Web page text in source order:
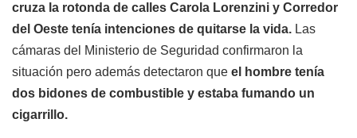
cruza la rotonda de calles Carola Lorenzini y Corredor
del Oeste tenía intenciones de quitarse la vida. Las
cámaras del Ministerio de Seguridad confirmaron la
situación pero además detectaron que el hombre tenía
dos bidones de combustible y estaba fumando un
cigarrillo.